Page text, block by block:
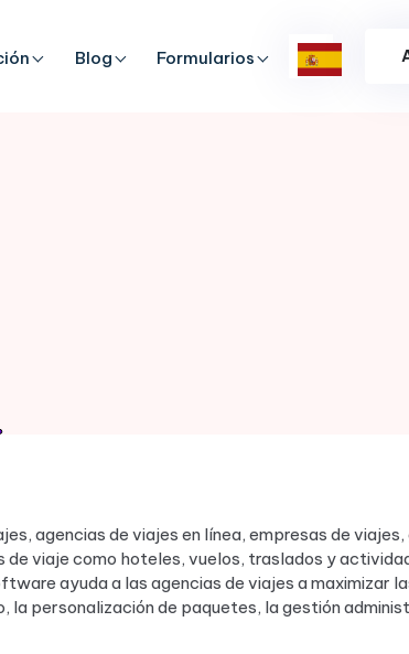
Blog Formularios
agencias de viajes en línea, empresas de
de viaje como hoteles, vuelos, traslados y
ayuda a las agencias de viajes a maximizar
la personalización de paquetes, la gestión